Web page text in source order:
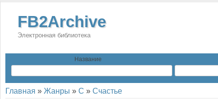
FB2Archive
Электронная библиотека
Название
Главная » Жанры » С » Счастье